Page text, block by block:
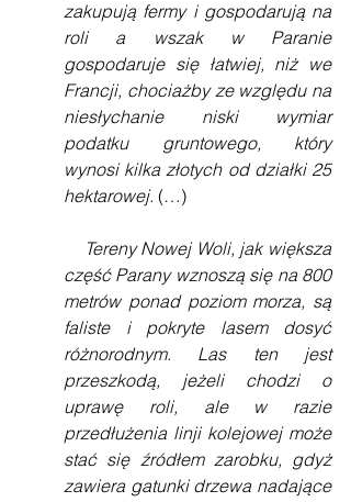
zakupują fermy i gospodarują na
roli a wszak w Paranie
gospodaruje się łatwiej, niż we
Francji, chociażby ze względu na
niesłychanie niski wymiar
podatku gruntowego, który
wynosi kilka złotych od działki 25
hektarowej. (…)
część Parany wznoszą się na 800
metrów ponad poziom morza, są
faliste i pokryte lasem dosyć
różnorodnym. Las ten jest
przeszkodą, jeżeli chodzi o
uprawę roli, ale w razie
przedłużenia linji kolejowej może
stać się źródłem zarobku, gdyż
zawiera gatunki drzewa nadające